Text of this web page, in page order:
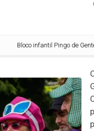
infantil Pingo de Gente abre